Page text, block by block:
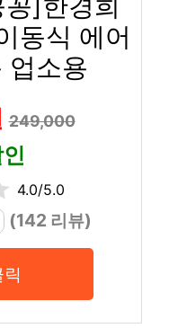
동식 에어
업소용
249,000
4.0/5.0
(142 리뷰)